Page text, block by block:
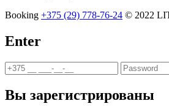
Booking +375 (29) 778-76-24 © 2022
Enter
Вы зарегистрированы